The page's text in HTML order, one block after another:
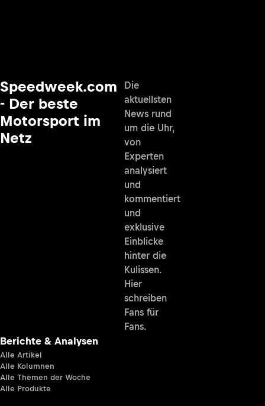
Speedweek.com
- Der beste
Motorsport im
Netz
Die
aktuellsten
News rund
um die Uhr,
von
Experten
analysiert
und
kommentiert
und
exklusive
Einblicke
hinter die
Kulissen.
Hier
schreiben
Fans für
Fans.
Berichte & Analysen
Alle Artikel
Alle Kolumnen
Alle Themen der Woche
Alle Produkte